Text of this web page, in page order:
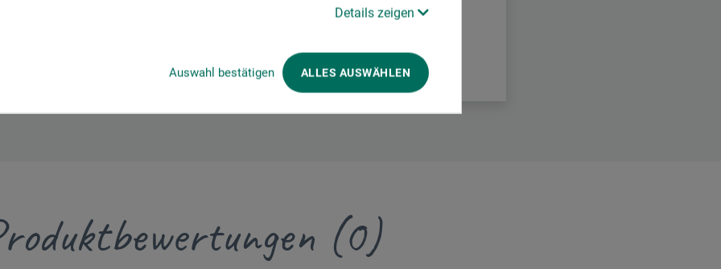
Details zeigen
Auswahl bestätigen ALLES AUSWÄHLEN
(0)